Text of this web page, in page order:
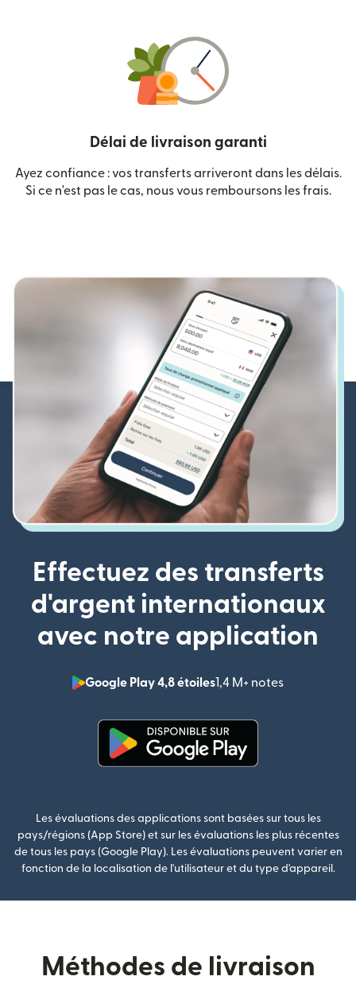
Délai de livraison garanti
Ayez confiance : vos transferts arriveront dans les délais.
Si ce n'est pas le cas, nous vous remboursons les frais.
Effectuez des transferts
d'argent internationaux
avec notre application
Google Play 4,8 étoiles1,4 M+ notes
Les évaluations des applications sont basées sur tous les
pays/régions (App Store) et sur les évaluations les plus récentes
de tous les pays (Google Play). Les évaluations peuvent varier en
fonction de la localisation de l'utilisateur et du type d'appareil.
Méthodes de livraison